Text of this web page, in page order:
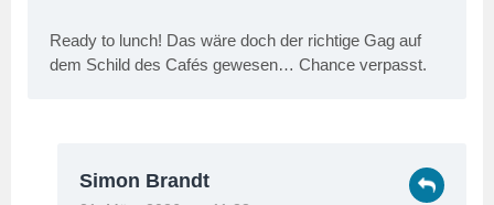
Ready to lunch! Das wäre doch der richtige Gag auf
dem Schild des Cafés gewesen… Chance verpasst.
Simon Brandt